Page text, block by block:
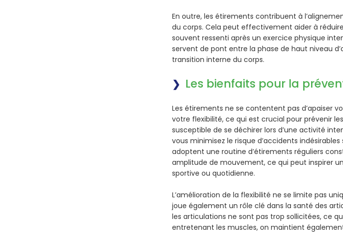
En outre, les étirements contribuent à
du corps. Cela peut effectivement aider à
souvent ressenti après un exercice physique
servent de pont entre la phase de haut niveau
transition interne du corps.
Les bienfaits pour la
Les étirements ne se contentent pas d’apaiser
votre flexibilité, ce qui est crucial pour prévenir
susceptible de se déchirer lors d’une activité
vous minimisez le risque d’accidents
adoptent une routine d’étirements réguliers
amplitude de mouvement, ce qui peut inspirer
sportive ou quotidienne.
L’amélioration de la flexibilité ne se limite pas
joue également un rôle clé dans la santé des
les articulations ne sont pas trop sollicitées, ce
entretenant les muscles, on maintient